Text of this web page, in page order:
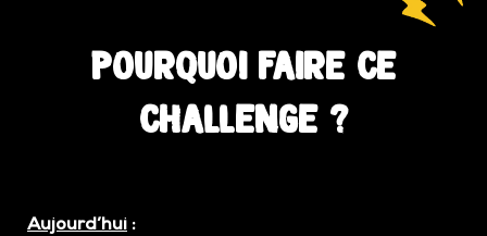
Pourquoi faire ce
challenge ?
Aujourd’hui :